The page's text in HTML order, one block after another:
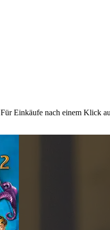
Für Einkäufe nach einem Klick